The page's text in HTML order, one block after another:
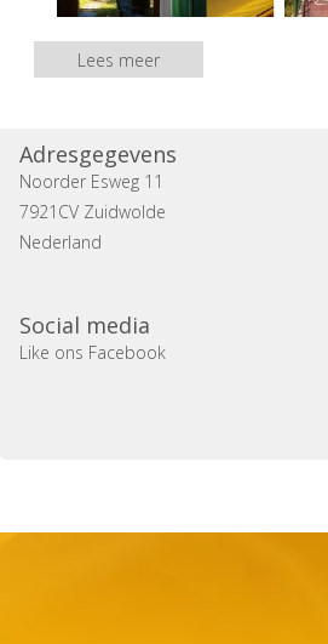
Lees meer
Adresgegevens
Noorder Esweg 11
7921CV Zuidwolde
Nederland
Social media
Like ons Facebook